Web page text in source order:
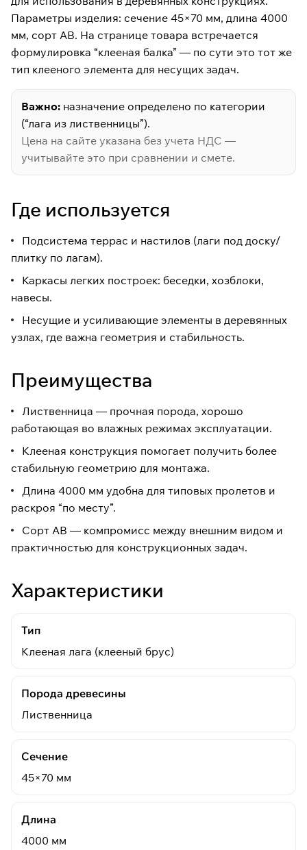
определено по категории: “лага”
(несущий элемент/подсистема)
для террас и каркасных работ.
Размер:
45×70×4000 мм
Статус:в наличии
Параметры изделия: сечение 45×70 мм, длина 4000
мм, сорт АВ. На странице товара встречается
формулировка “клееная балка” — по сути это тот же
тип клееного элемента для несущих задач.
Важно: назначение определено по категории
(“лага из лиственницы”).
Цена на сайте указана без учета НДС —
учитывайте это при сравнении и смете.
Где используется
Подсистема террас и настилов (лаги под доску/
плитку по лагам).
Каркасы легких построек: беседки, хозблоки,
навесы.
Несущие и усиливающие элементы в деревянных
узлах, где важна геометрия и стабильность.
Преимущества
Лиственница — прочная порода, хорошо
работающая во влажных режимах эксплуатации.
Клееная конструкция помогает получить более
стабильную геометрию для монтажа.
Длина 4000 мм удобна для типовых пролетов и
раскроя “по месту”.
Сорт АВ — компромисс между внешним видом и
практичностью для конструкционных задач.
Характеристики
Тип
Клееная лага (клееный брус)
Порода древесины
Лиственница
Сечение
45×70 мм
Длина
4000 мм